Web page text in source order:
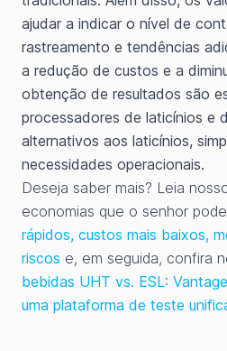
ajudar a indicar o nível de
rastreamento e tendências
a redução de custos e a
obtenção de resultados são
processadores de laticínios e
alternativos aos laticínios,
necessidades operacionais.
Deseja saber mais? Leia
economias que o senhor
rápidos, custos mais baixos,
riscos e, em seguida, confira
bebidas UHT vs. ESL:
uma plataforma de teste